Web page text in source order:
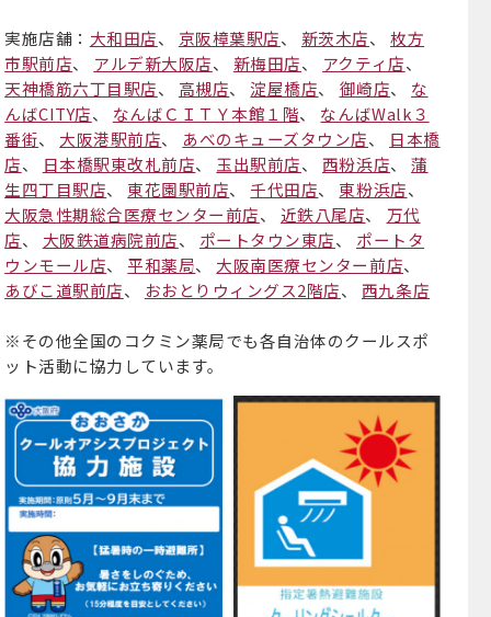
実施店舗： 大和田店、 京阪樟葉駅店、 新茨木店、枚方
市駅前店、 アルデ新大阪店、 新梅田店、 アクティ店、
天神橋筋六丁目駅店、 高槻店、淀屋橋店、 御崎店、 な
んばCITY店、 なんばＣＩＴＹ本館１階、 なんばWalk３
番街、 大阪港駅前店、 あべのキューズタウン店、 日本橋
店、 日本橋駅東改札前店、 玉出駅前店、 西粉浜店、蒲
生四丁目駅店、 東花園駅前店、 千代田店、 東粉浜店、
大阪急性期総合医療センター前店、 近鉄八尾店、 万代
店、 大阪鉄道病院前店、 ポートタウン東店、 ポートタ
ウンモール店、 平和薬局、 大阪南医療センター前店、
あびこ道駅前店、 おおとりウィングス2階店、 西九条店
※その他全国のコクミン薬局でも各自治体のクールスポ
ット活動に協力しています。